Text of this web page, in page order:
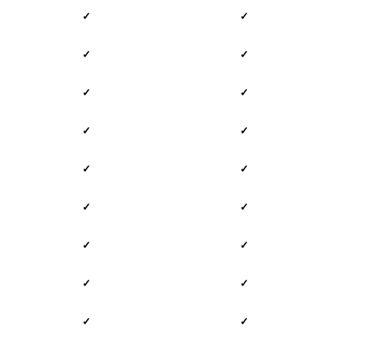
✓ ✓
✓ ✓
✓ ✓
✓ ✓
✓ ✓
✓ ✓
✓ ✓
✓ ✓
✓ ✓